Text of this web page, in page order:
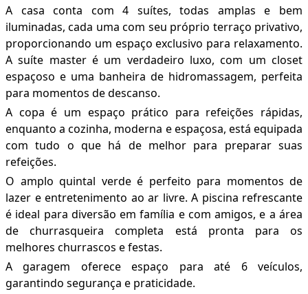
A casa conta com 4 suítes, todas amplas e bem
iluminadas, cada uma com seu próprio terraço privativo,
proporcionando um espaço exclusivo para relaxamento.
A suíte master é um verdadeiro luxo, com um closet
espaçoso e uma banheira de hidromassagem, perfeita
para momentos de descanso.
A copa é um espaço prático para refeições rápidas,
enquanto a cozinha, moderna e espaçosa, está equipada
com tudo o que há de melhor para preparar suas
refeições.
O amplo quintal verde é perfeito para momentos de
lazer e entretenimento ao ar livre. A piscina refrescante
é ideal para diversão em família e com amigos, e a área
de churrasqueira completa está pronta para os
melhores churrascos e festas.
A garagem oferece espaço para até 6 veículos,
garantindo segurança e praticidade.